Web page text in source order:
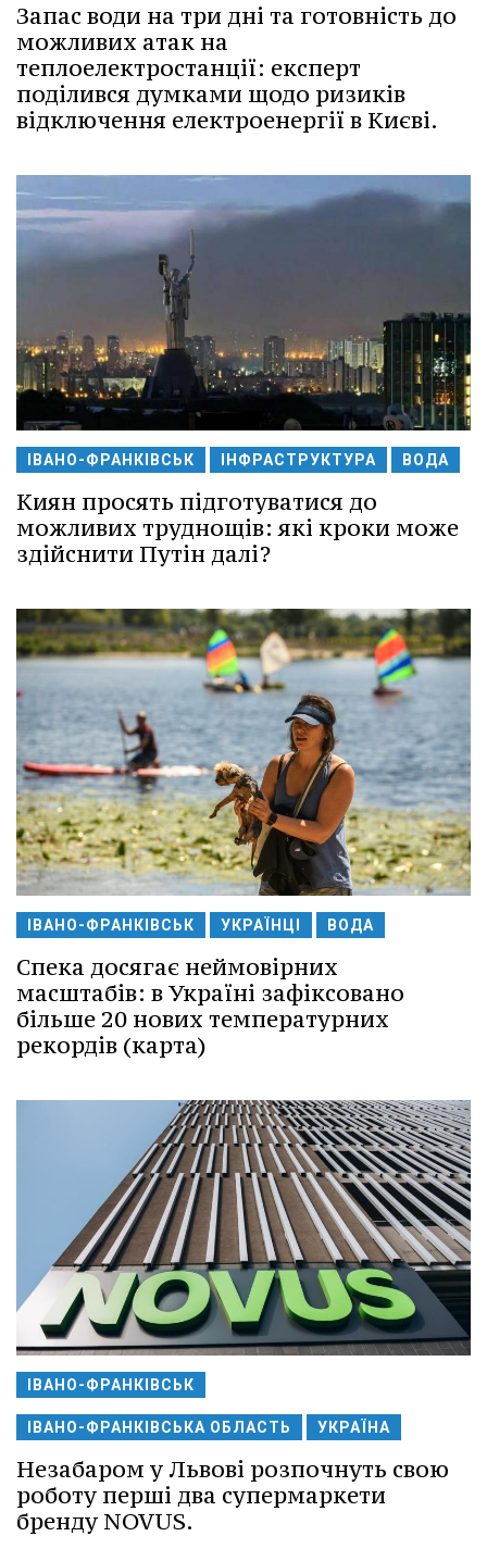
Запас води на три дні та готовність до
можливих атак на
теплоелектростанції: експерт
поділився думками щодо ризиків
відключення електроенергії в Києві.
ІВАНО-ФРАНКІВСЬК ІНФРАСТРУКТУРА ВОДА
Киян просять підготуватися до
можливих труднощів: які кроки може
здійснити Путін далі?
ІВАНО-ФРАНКІВСЬК УКРАЇНЦІ ВОДА
Спека досягає неймовірних
масштабів: в Україні зафіксовано
більше 20 нових температурних
рекордів (карта)
ІВАНО-ФРАНКІВСЬК
ІВАНО-ФРАНКІВСЬКА ОБЛАСТЬ УКРАЇНА
Незабаром у Львові розпочнуть свою
роботу перші два супермаркети
бренду NOVUS.